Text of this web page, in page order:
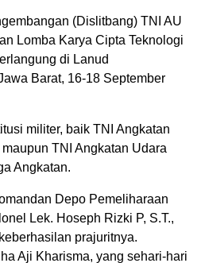
(Dislitbang) TNI AU
Lomba Karya Cipta Teknologi
di Lanud
Barat, 16-18 September
militer, baik TNI Angkatan
TNI Angkatan Udara
Angkatan.
Depo Pemeliharaan
Lek. Hoseph Rizki P, S.T.,
prajuritnya.
Aji Kharisma, yang sehari-hari